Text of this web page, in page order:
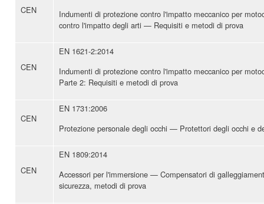
CEN
Indumenti di protezione contro l'impatto meccanico per
contro l'impatto degli arti — Requisiti e metodi di prova
CEN
EN 1621-2:2014
Indumenti di protezione contro l'impatto meccanico per
Parte 2: Requisiti e metodi di prova
CEN
EN 1731:2006
Protezione personale degli occhi — Protettori degli occhi e
CEN
EN 1809:2014
Accessori per l'immersione — Compensatori di
sicurezza, metodi di prova